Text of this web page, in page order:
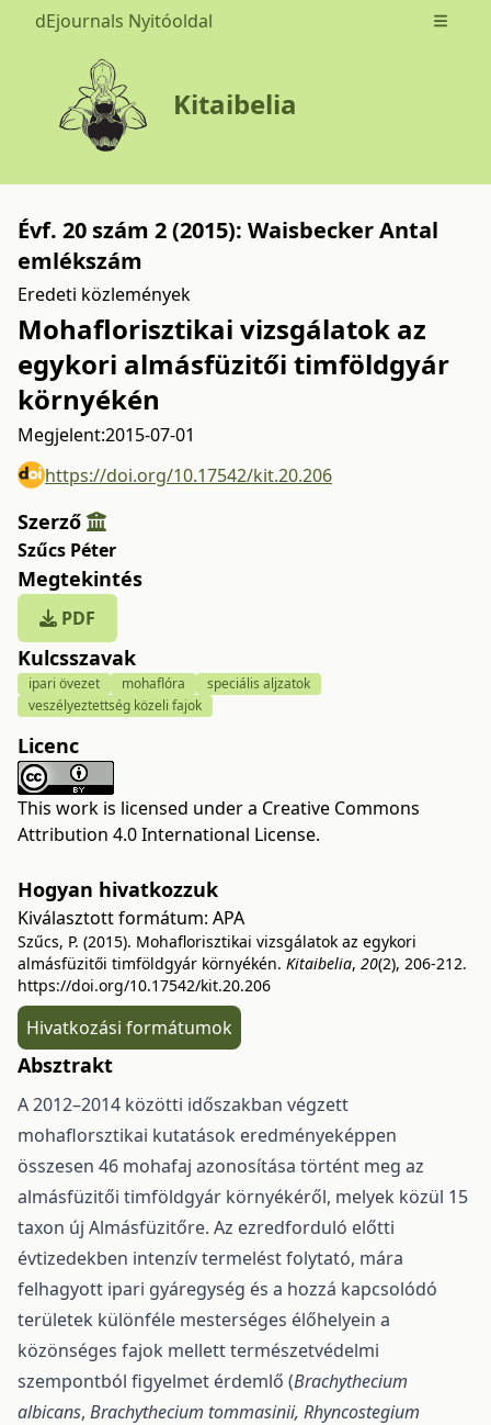
dEjournals Nyitóoldal Open
Kitaibelia
Évf. 20 szám 2 (2015): Waisbecker Antal
emlékszám
Eredeti közlemények
Mohaflorisztikai vizsgálatok az
egykori almásfüzitői timföldgyár
környékén
Megjelent:2015-07-01
https://doi.org/10.17542/kit.20.206
Szerző
Szűcs Péter
Megtekintés
PDF
Kulcsszavak
ipari övezet mohaflóra
speciális aljzatok
veszélyeztettség közeli fajok
Licenc
This work is licensed under a Creative Commons
Attribution 4.0 International License.
Hogyan hivatkozzuk
Kiválasztott formátum: APA
Szűcs, P. (2015). Mohaflorisztikai vizsgálatok az egykori
almásfüzitői timföldgyár környékén. Kitaibelia, 20(2), 206-212.
https://doi.org/10.17542/kit.20.206
Hivatkozási formátumok
Absztrakt
A 2012–2014 közötti időszakban végzett
mohaflorsztikai kutatások eredményeképpen
összesen 46 mohafaj azonosítása történt meg az
almásfüzitői timföldgyár környékéről, melyek közül 15
taxon új Almásfüzitőre. Az ezredforduló előtti
évtizedekben intenzív termelést folytató, mára
felhagyott ipari gyáregység és a hozzá kapcsolódó
területek különféle mesterséges élőhelyein a
közönséges fajok mellett természetvédelmi
szempontból figyelmet érdemlő (Brachythecium
albicans, Brachythecium tommasinii, Rhyncostegium